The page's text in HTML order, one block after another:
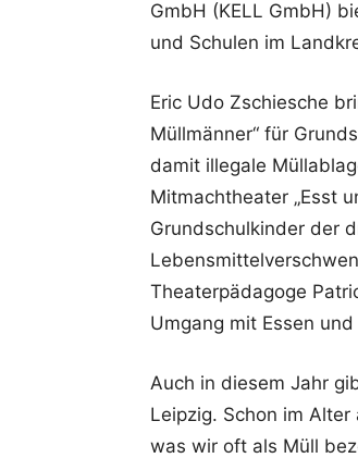
GmbH (KELL GmbH)
und Schulen im
Eric Udo Zschiesche
Müllmänner“ für
damit illegale
Mitmachtheater „Esst
Grundschulkinder der
Theaterpädagoge
Umgang mit Essen
Auch in diesem Jahr
Leipzig. Schon im
was wir oft als Müll